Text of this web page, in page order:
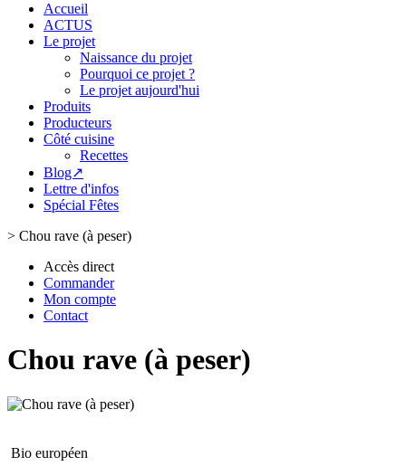
Accueil
ACTUS
Le projet
Naissance du projet
Pourquoi ce projet ?
Le projet aujourd'hui
Produits
Producteurs
Côté cuisine
Recettes
Blog↗
Lettre d'infos
Spécial Fêtes
> Chou rave (à peser)
Accès direct
Commander
Mon compte
Contact
Chou rave (à peser)
Bio européen